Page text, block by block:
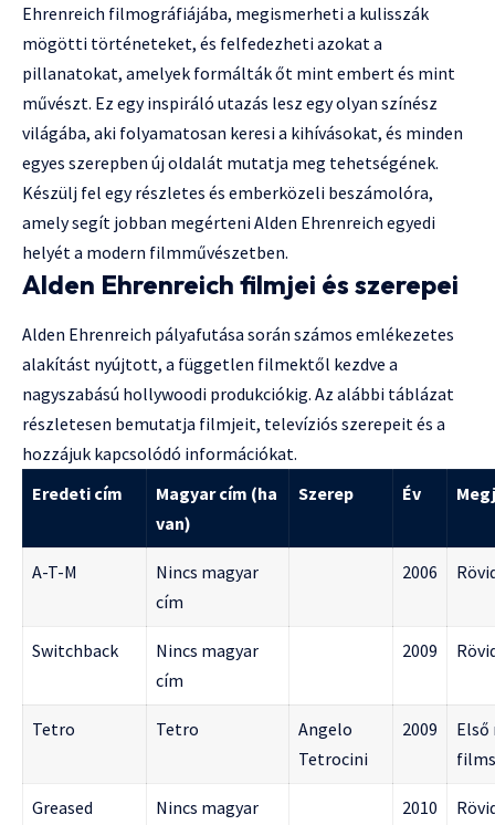
Ehrenreich filmográfiájába, megismerheti a kulisszák
mögötti történeteket, és felfedezheti azokat a
pillanatokat, amelyek formálták őt mint embert és mint
művészt. Ez egy inspiráló utazás lesz egy olyan színész
világába, aki folyamatosan keresi a kihívásokat, és minden
egyes szerepben új oldalát mutatja meg tehetségének.
Készülj fel egy részletes és emberközeli beszámolóra,
amely segít jobban megérteni Alden Ehrenreich egyedi
helyét a modern filmművészetben.
Alden Ehrenreich filmjei és szerepei
Alden Ehrenreich pályafutása során számos emlékezetes
alakítást nyújtott, a független filmektől kezdve a
nagyszabású hollywoodi produkciókig. Az alábbi táblázat
részletesen bemutatja filmjeit, televíziós szerepeit és a
hozzájuk kapcsolódó információkat.
Eredeti cím
Magyar cím (ha
van)
Szerep Év
A-T-M
Nincs magyar
cím
2006
Switchback
Nincs magyar
cím
2009
Tetro Tetro
Angelo
Tetrocini
2009
Első
Greased
Nincs magyar
2010